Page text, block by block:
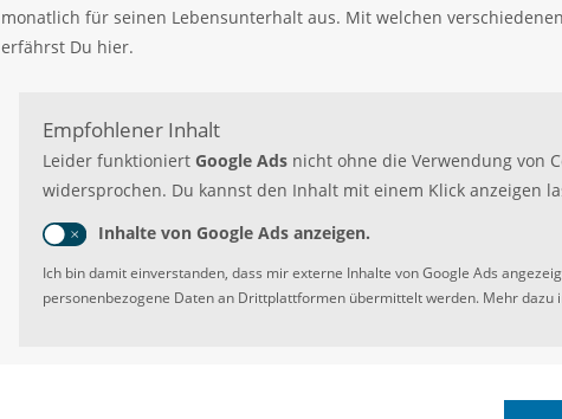
monatlich für seinen Lebensunterhalt aus. Mit welchen
erfährst Du hier.
Empfohlener Inhalt
Leider funktioniert Google Ads nicht ohne die Verwendung von
widersprochen. Du kannst den Inhalt mit einem Klick anzeigen
Inhalte von Google Ads anzeigen.
Ich bin damit einverstanden, dass mir externe Inhalte von Google Ads
personenbezogene Daten an Drittplattformen übermittelt werden. Mehr dazu